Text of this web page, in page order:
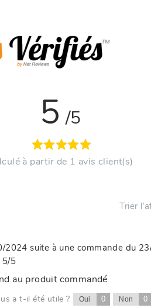
5 /5
à partir de 1 avis client(s)
Trier
2024 suite à une commande du
5/5
au produit commandé
a t-il été utile ? Oui 0 Non 0